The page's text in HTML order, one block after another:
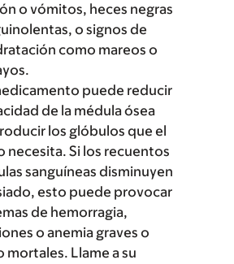
o vómitos, heces negras
o signos de
como mareos o
puede reducir
de la médula ósea
los glóbulos que el
necesita. Si los recuentos
sanguíneas disminuyen
esto puede provocar
de hemorragia,
o anemia graves o
mortales. Llame a su